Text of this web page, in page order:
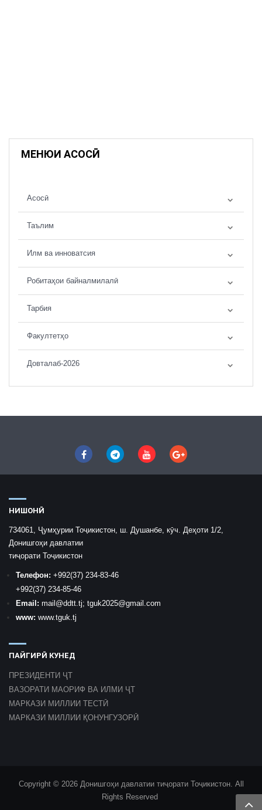
МЕНЮИ АСОСӢ
Асосӣ
Таълим
Илм ва инноватсия
Робитаҳои байналмилалӣ
Тарбия
Факултетҳо
Довталаб-2026
НИШОНӢ
734061, Ҷумҳурии Тоҷикистон, ш. Душанбе, кӯч. Деҳоти 1/2,
Донишгоҳи давлатии
тиҷорати Тоҷикистон
Телефон: +992(37) 234-83-46
+992(37) 234-85-46
Email: mail @ddtt.tj; tguk2025@gmail.com
www: www.tguk.tj
ПАЙГИРӢ КУНЕД
ПРЕЗИДЕНТИ ҶТ
ВАЗОРАТИ МАОРИФ ВА ИЛМИ ҶТ
МАРКАЗИ МИЛЛИИ ТЕСТӢ
МАРКАЗИ МИЛЛИИ ҚОНУНГУЗОРӢ
Copyright © 2026 Донишгоҳи давлатии тиҷорати Тоҷикистон. All
Rights Reserved